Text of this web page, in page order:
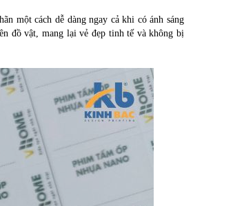
một cách dễ dàng ngay cả khi có ánh sáng
đồ vật, mang lại vẻ đẹp tinh tế và không bị